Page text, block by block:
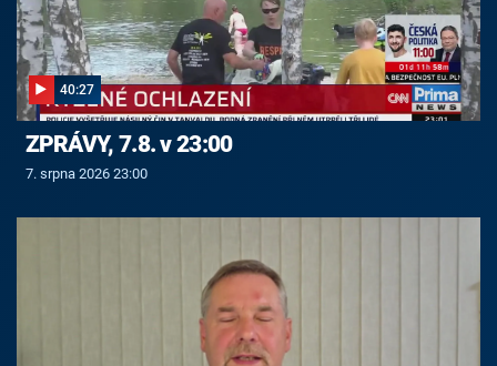
40:27
ZPRÁVY, 7.8. v 23:00
7. srpna 2026 23:00